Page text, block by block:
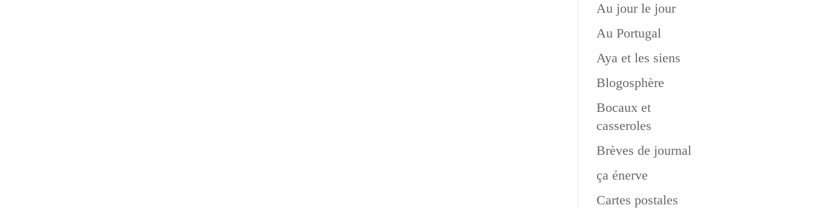
Au jour le jour
Au Portugal
Aya et les siens
Blogosphère
Bocaux et
casseroles
Brèves de journal
ça énerve
Cartes postales